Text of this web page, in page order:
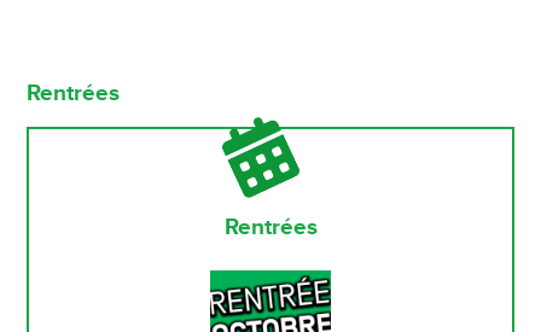
Rentrées
Rentrées